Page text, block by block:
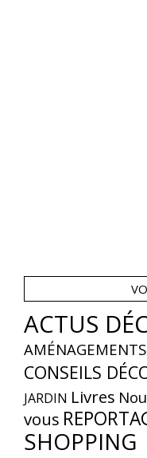
ACTUS
AMÉNAGEMENTS
CONSEILS
JARDIN Livres
vous
SHOPPING